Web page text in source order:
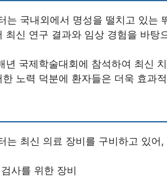
는 국내외에서 명성을 떨치고 있는
최신 연구 결과와 임상 경험을 바탕
년 국제학술대회에 참석하여 최신
노력 덕분에 환자들은 더욱 효과
는 최신 의료 장비를 구비하고 있
사를 위한 장비